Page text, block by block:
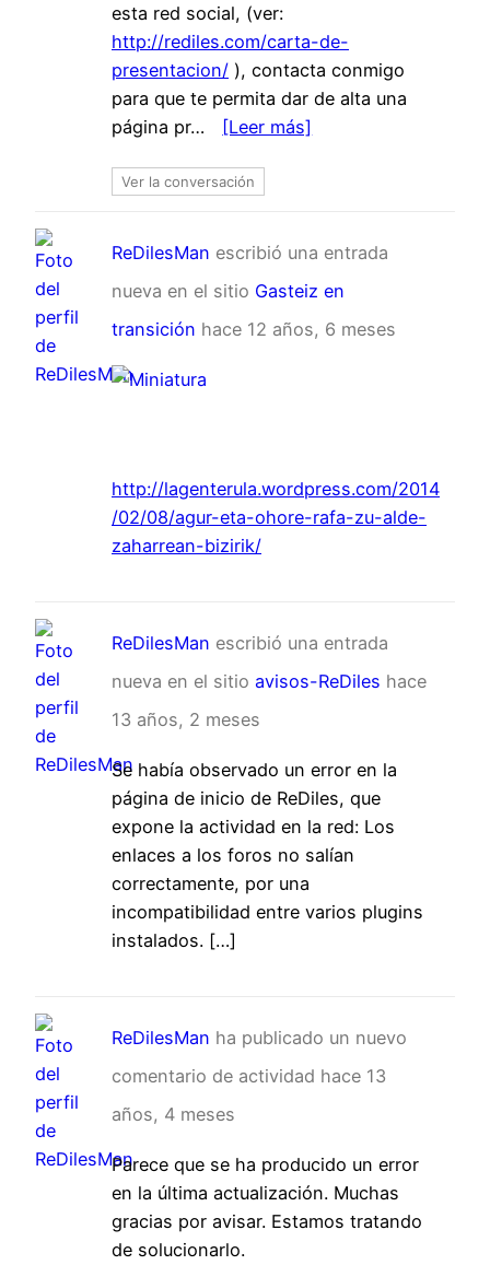
esta red social, (ver:
http://rediles.com/carta-de-
presentacion/ ), contacta conmigo
para que te permita dar de alta una
página pr…
[Leer más]
Ver la conversación
ReDilesMan escribió una entrada
nueva en el sitio Gasteiz en
transición hace 12 años, 6 meses
http://lagenterula.wordpress.com/2014
/02/08/agur-eta-ohore-rafa-zu-alde-
zaharrean-bizirik/
ReDilesMan escribió una entrada
nueva en el sitio avisos-ReDiles hace
13 años, 2 meses
Se había observado un error en la
página de inicio de ReDiles, que
expone la actividad en la red: Los
enlaces a los foros no salían
correctamente, por una
incompatibilidad entre varios plugins
instalados. […]
ReDilesMan ha publicado un nuevo
comentario de actividad hace 13
años, 4 meses
Parece que se ha producido un error
en la última actualización. Muchas
gracias por avisar. Estamos tratando
de solucionarlo.